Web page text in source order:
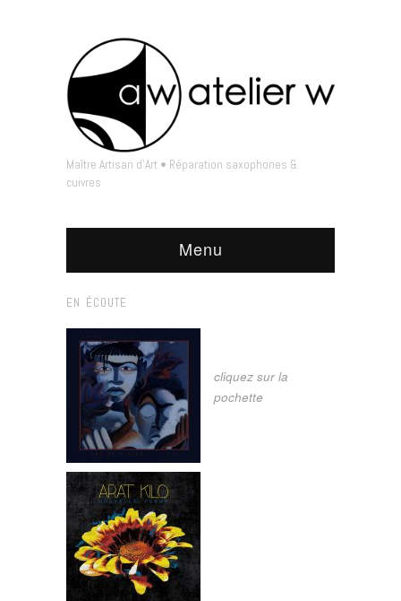
Maître Artisan d'Art • Réparation saxophones &
cuivres
Menu
EN ÉCOUTE
cliquez sur la
pochette